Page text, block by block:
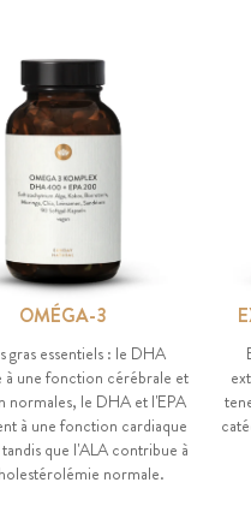
OMÉGA-3
gras essentiels : le DHA
à une fonction cérébrale et
normales, le DHA et l'EPA
à une fonction cardiaque
que l'ALA contribue à
normale.